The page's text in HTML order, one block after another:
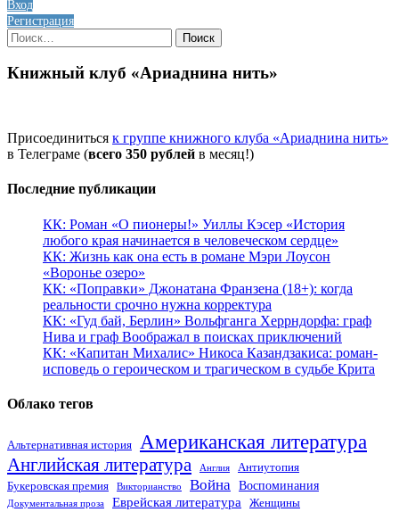
Вход
Регистрация
Найти:
Книжный клуб «Ариаднина нить»
Присоединиться к группе книжного клуба «Ариаднина нить»
в Телеграме (всего 350 рублей в месяц!)
Последние публикации
КК: Роман «О пионеры!» Уиллы Кэсер «История
любого края начинается в человеческом сердце»
КК: Жизнь как она есть в романе Мэри Лоусон
«Воронье озеро»
КК: «Поправки» Джонатана Франзена (18+): когда
реальности срочно нужна корректура
КК: «Гуд бай, Берлин» Вольфганга Херрндорфа: граф
Нива и граф Воображал в поисках приключений
КК: «Капитан Михалис» Никоса Казандзакиса: роман-
исповедь о героическом и трагическом в судьбе Крита
Облако тегов
Альтернативная история Американская литература
Английская литература Англия
Антиутопия
Букеровская премия
Викторианство Война Воспоминания
Документальная проза Еврейская литература
Женщины